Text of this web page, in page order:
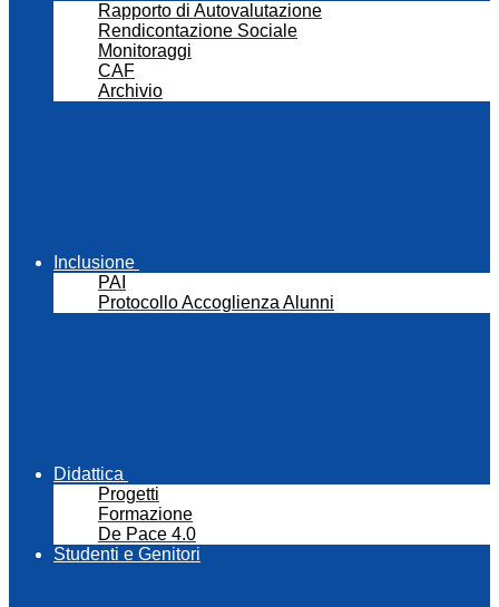
Rapporto di Autovalutazione
Rendicontazione Sociale
Monitoraggi
CAF
Archivio
Inclusione
PAI
Protocollo Accoglienza Alunni
Didattica
Progetti
Formazione
De Pace 4.0
Studenti e Genitori